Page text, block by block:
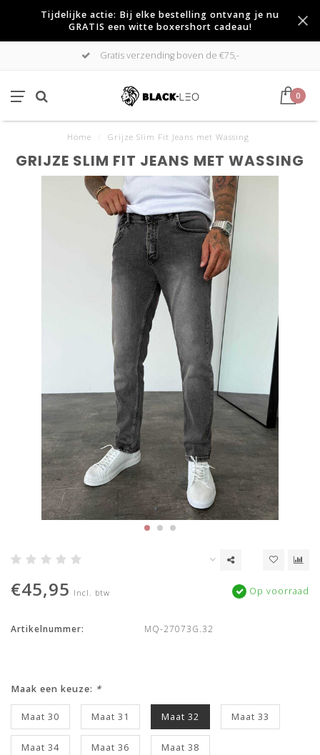
Tijdelijke actie: Bij elke bestelling ontvang je nu
GRATIS een witte boxershort cadeau!
Gratis verzending boven de €75,-
0
Home Grijze Slim Fit Jeans met Wassing
GRIJZE SLIM FIT JEANS MET WASSING
€45,95 Incl. btw Op voorraad
Artikelnummer: MQ-27073G.32
Maak een keuze: *
Maat 30 Maat 31 Maat 32 Maat 33
Maat 34 Maat 36 Maat 38